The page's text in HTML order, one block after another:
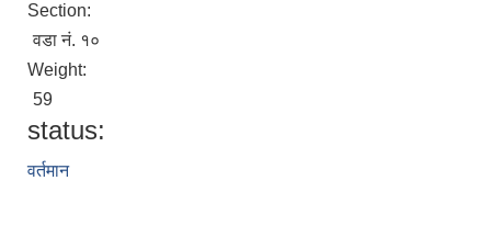
Section:
वडा नं. १०
Weight:
59
status:
वर्तमान